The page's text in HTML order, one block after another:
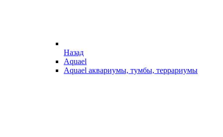
Назад
Aquael
Aquael аквариумы, тумбы, террариумы